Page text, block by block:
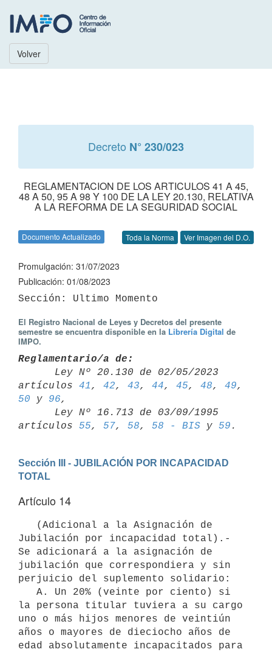
Volver
Decreto N° 230/023
REGLAMENTACION DE LOS ARTICULOS 41 A 45,
48 A 50, 95 A 98 Y 100 DE LA LEY 20.130, RELATIVA
A LA REFORMA DE LA SEGURIDAD SOCIAL
Documento Actualizado Toda la Norma Ver Imagen del D.O.
Promulgación: 31/07/2023
Publicación: 01/08/2023
El Registro Nacional de Leyes y Decretos del presente
semestre se encuentra disponible en la Librería Digital de
IMPO.
Reglamentario/a de:
artículos 41 , 42, 43, 44, 45, 48, 49
50 y 96,
artículos 55, 57, 58, 58 - BIS y 59
Sección III - JUBILACIÓN POR INCAPACIDAD
TOTAL
Artículo 14
Jubilación por incapacidad total).-
Se adicionará a la asignación de
jubilación que correspondiera y sin
perjuicio del suplemento solidario:
la persona titular tuviera a su cargo
uno o más hijos menores de veintiún
años o mayores de dieciocho años de
edad absolutamente incapacitados para